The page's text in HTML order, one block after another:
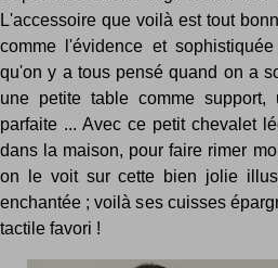
L'accessoire que voilà est tout
comme l'évidence et
qu'on y a tous pensé quand on a
une petite table comme
parfaite ... Avec ce petit chevalet
dans la maison, pour faire rimer
on le voit sur cette bien jolie
enchantée ; voilà ses cuisses
tactile favori !